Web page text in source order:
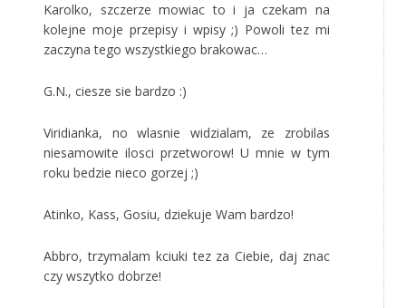
Karolko, szczerze mowiac to i ja czekam na
kolejne moje przepisy i wpisy ;) Powoli tez mi
zaczyna tego wszystkiego brakowac…
G.N., ciesze sie bardzo :)
Viridianka, no wlasnie widzialam, ze zrobilas
niesamowite ilosci przetworow! U mnie w tym
roku bedzie nieco gorzej ;)
Atinko, Kass, Gosiu, dziekuje Wam bardzo!
Abbro, trzymalam kciuki tez za Ciebie, daj znac
czy wszytko dobrze!